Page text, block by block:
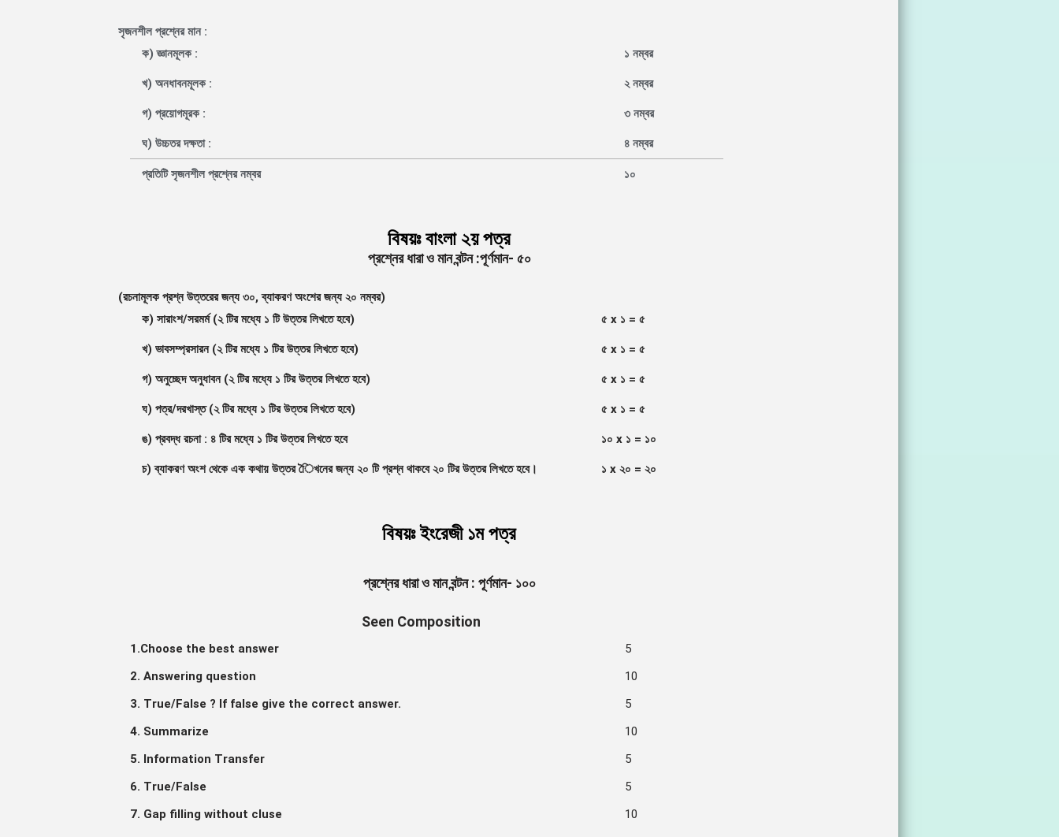
সৃজনশীল প্রশ্নের মান :
ক) জ্ঞানমূলক :
১ নম্বর
খ) অনধাবনমূলক : ২ নম্বর
গ) প্রয়োগমূরক : ৩ নম্বর
ঘ) উচ্চতর দক্ষতা : ৪ নম্বর
প্রতিটি সৃজনশীল প্রশ্নের নম্বর ১০
বিষয়ঃ বাংলা ২য় পত্র
প্রশ্নের ধারা ও মান বন্টন :পূর্ণমান- ৫০
(রচনামূলক প্রশ্ন উত্তরের জন্য ৩০, ব্যাকরণ অংশের জন্য ২০ নম্বর)
ক) সারাংশ/সরমর্ম (২ টির মধ্যে ১ টি উত্তর লিখতে হবে)
৫ x ১ = ৫
খ) ভাবসম্প্রসারন (২ টির মধ্যে ১ টির উত্তর লিখতে হবে) ৫ x ১ = ৫
গ) অনুচ্ছেদ অনুধাবন (২ টির মধ্যে ১ টির উত্তর লিখতে হবে) ৫ x ১ = ৫
ঘ) পত্র/দরখাস্ত (২ টির মধ্যে ১ টির উত্তর লিখতে হবে) ৫ x ১ = ৫
ঙ) প্রবদ্ধ রচনা : ৪ টির মধ্যে ১ টির উত্তর লিখতে হবে ১০ x ১ = ১০
চ) ব্যাকরণ অংশ থেকে এক কথায় উত্তর ৈিখনের জন্য ২০ টি প্রশ্ন থাকবে ২০ টির উত্তর লিখতে হবে। ১ x ২০ = ২০
বিষয়ঃ ইংরেজী ১ম পত্র
প্রশ্নের ধারা ও মান বন্টন : পূর্ণমান- ১০০
Seen Composition
1.Choose the best answer
5
2. Answering question
10
3. True/False ? If false give the correct answer.
5
4. Summarize
10
5. Information Transfer
5
6. True/False
5
7. Gap filling without cluse
10